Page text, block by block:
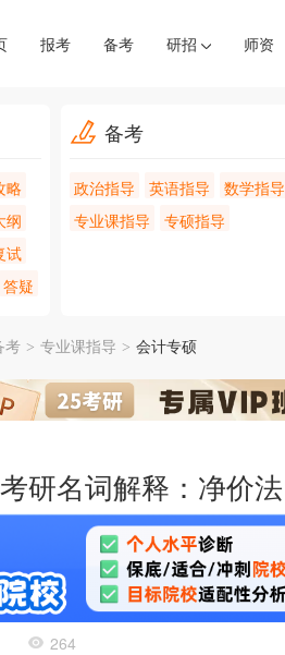
报考 备考 研招 师资
略
纲
试
答疑
备考
政治指导 英语指导
数学指导
专业课指导
专硕指导
考 > 专业课指导 > 会计专硕
研名词解释：净价法
264